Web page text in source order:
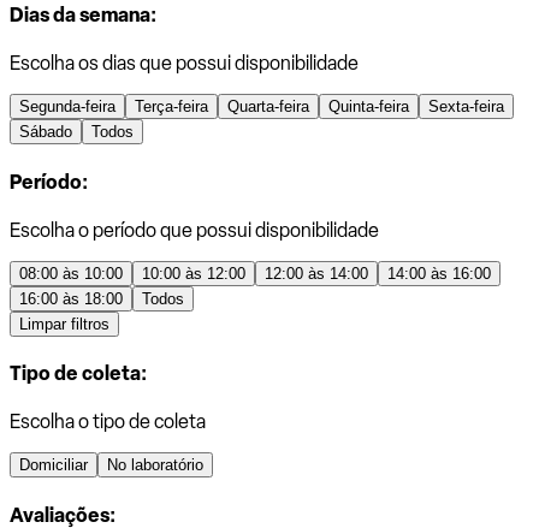
Dias da semana:
Escolha os dias que possui disponibilidade
Segunda-feira Terça-feira Quarta-feira Quinta-feira
Sexta-feira
Sábado
Todos
Período:
Escolha o período que possui disponibilidade
08:00 às 10:00 10:00 às 12:00 12:00 às 14:00
14:00 às 16:00
16:00 às 18:00
Todos
Limpar filtros
Tipo de coleta:
Escolha o tipo de coleta
Domiciliar No laboratório
Avaliações: